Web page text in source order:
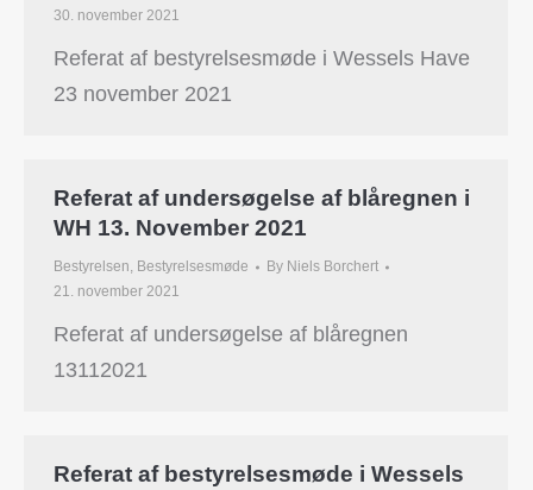
30. november 2021
Referat af bestyrelsesmøde i Wessels Have
23 november 2021
Referat af undersøgelse af blåregnen i
WH 13. November 2021
Bestyrelsen, Bestyrelsesmøde By Niels Borchert
21. november 2021
Referat af undersøgelse af blåregnen
13112021
Referat af bestyrelsesmøde i Wessels